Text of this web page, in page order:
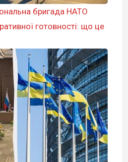
бригада НАТО
готовності: що це